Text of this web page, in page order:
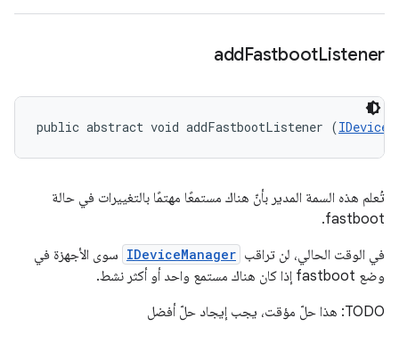
addFastbootListener
public abstract void addFastbootListener (
تُعلم هذه السمة المدير بأنّ هناك مستمعًا مهتمًا بالتغييرات في حالة
fastboot.
في الوقت الحالي، لن تراقب IDeviceManager سوى الأجهزة في
وضع fastboot إذا كان هناك مستمع واحد أو أكثر نشط.
TODO: هذا حلّ مؤقت، يجب إيجاد حلّ أفضل